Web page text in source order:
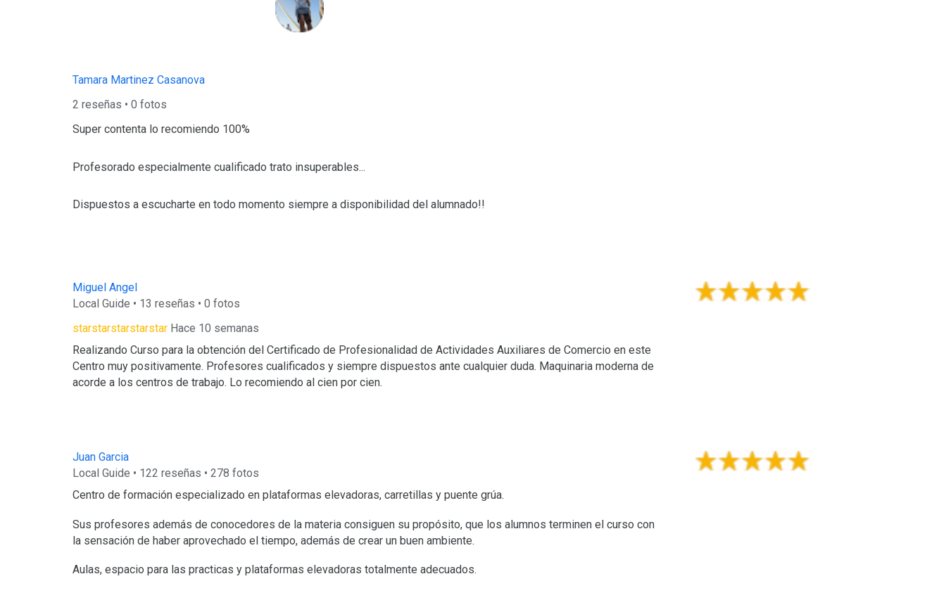
Tamara Martinez Casanova
2 reseñas • 0 fotos
Super contenta lo recomiendo 100%
Profesorado especialmente cualificado trato insuperables...
Dispuestos a escucharte en todo momento siempre a disponibilidad del alumnado!!
Miguel Angel
Local Guide • 13 reseñas • 0 fotos
starstarstarstarstarHace 10 semanas
Realizando Curso para la obtención del Certificado de Profesionalidad de Actividades Auxiliares de Comercio en este
Centro muy positivamente. Profesores cualificados y siempre dispuestos ante cualquier duda. Maquinaria moderna de
acorde a los centros de trabajo. Lo recomiendo al cien por cien.
Juan Garcia
Local Guide • 122 reseñas • 278 fotos
Centro de formación especializado en plataformas elevadoras, carretillas y puente grúa.
Sus profesores además de conocedores de la materia consiguen su propósito, que los alumnos terminen el curso con
la sensación de haber aprovechado el tiempo, además de crear un buen ambiente.
Aulas, espacio para las practicas y plataformas elevadoras totalmente adecuados.